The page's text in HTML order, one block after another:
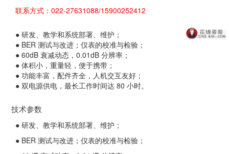
联系方式：022-27631088/15900252412
● 研发、教学和系统部署、维护；
● BER 测试与改进；仪表的校准与检验；
● 60dB 衰减动态，0.01dB 分辨率；
● 体积小，重量轻，便于携带；
● 功能丰富，配件齐全，人机交互友好；
● 双电源供电，最长工作时间达 80 小时。
技术参数
● 研发、教学和系统部署、维护；
● BER 测试与改进；仪表的校准与检验；